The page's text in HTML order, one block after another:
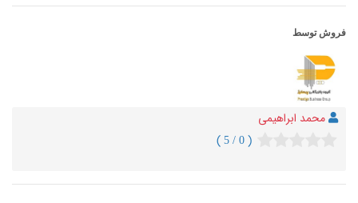
فروش توسط
محمد ابراهیمی
( 0 / 5 )